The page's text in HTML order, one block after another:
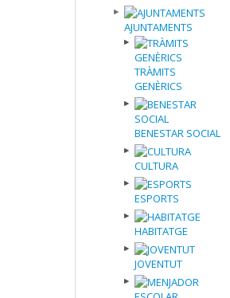
AJUNTAMENTS
TRÀMITS
GENÈRICS
BENESTAR SOCIAL
CULTURA
ESPORTS
HABITATGE
JOVENTUT